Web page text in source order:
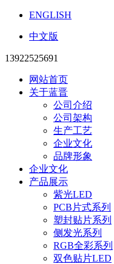
ENGLISH
中文版
13922525691
网站首页
关于蓝晋
公司介绍
公司架构
生产工艺
企业文化
品牌形象
企业文化
产品展示
紫光LED
PCB片式系列
塑封贴片系列
侧发光系列
RGB全彩系列
双色贴片LED